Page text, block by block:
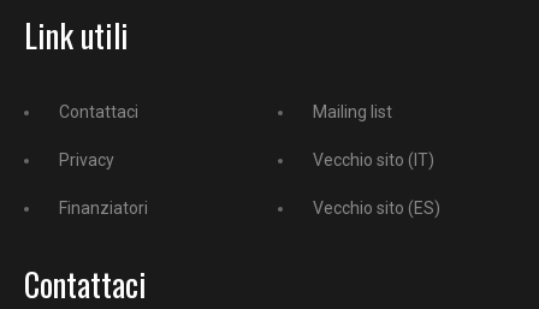
Link utili
Contattaci
Privacy
Finanziatori
Mailing list
Vecchio sito (IT)
Vecchio sito (ES)
Contattaci